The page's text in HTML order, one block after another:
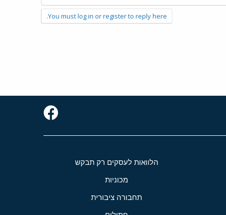
You must log in or register to reply here.
הלוואות לעסקים רק תבקש
מכוניות
תחבורה ציבורית